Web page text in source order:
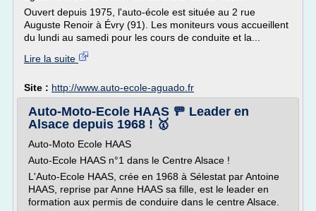
Ouvert depuis 1975, l'auto-école est située au 2 rue
Auguste Renoir à Évry (91). Les moniteurs vous accueillent
du lundi au samedi pour les cours de conduite et la...
Lire la suite
Site : http://www.auto-ecole-aguado.fr
Auto-Moto-Ecole HAAS 🚥 Leader en
Alsace depuis 1968 ! 🥇
Auto-Moto Ecole HAAS
Auto-Ecole HAAS n°1 dans le Centre Alsace !
L'Auto-Ecole HAAS, crée en 1968 à Sélestat par Antoine
HAAS, reprise par Anne HAAS sa fille, est le leader en
formation aux permis de conduire dans le centre Alsace.